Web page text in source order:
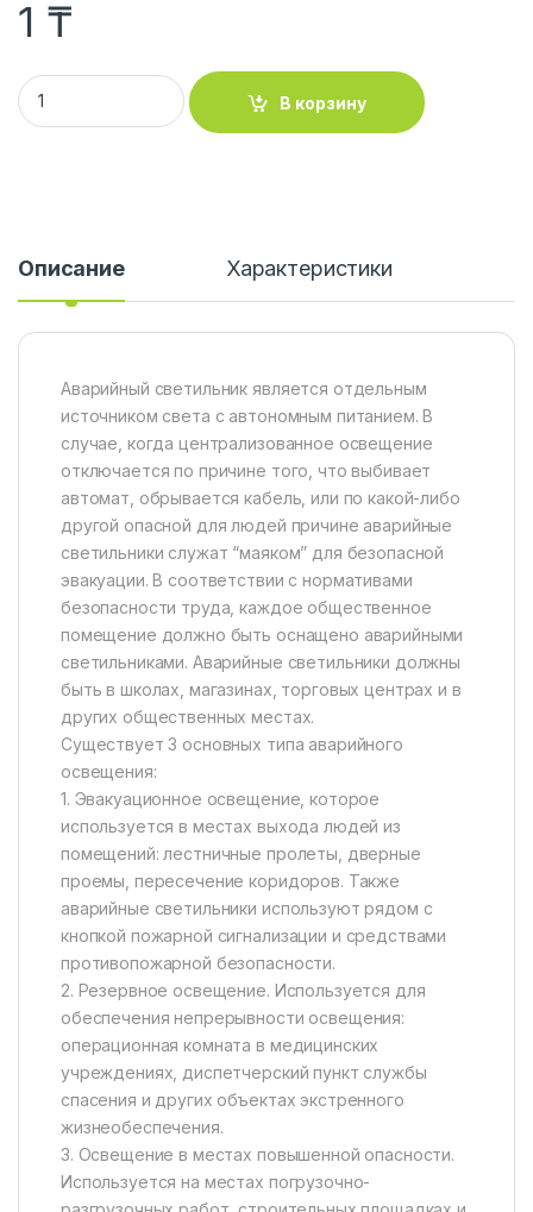
1 ₸
Светильник светодиодный аварийный СДБО-215
В корзину
Описание Характеристики
Аварийный светильник является отдельным
источником света с автономным питанием. В
случае, когда централизованное освещение
отключается по причине того, что выбивает
автомат, обрывается кабель, или по какой-либо
другой опасной для людей причине аварийные
светильники служат “маяком” для безопасной
эвакуации. В соответствии с нормативами
безопасности труда, каждое общественное
помещение должно быть оснащено аварийными
светильниками. Аварийные светильники должны
быть в школах, магазинах, торговых центрах и в
других общественных местах.
Существует 3 основных типа аварийного
освещения:
1. Эвакуационное освещение, которое
используется в местах выхода людей из
помещений: лестничные пролеты, дверные
проемы, пересечение коридоров. Также
аварийные светильники используют рядом с
кнопкой пожарной сигнализации и средствами
противопожарной безопасности.
2. Резервное освещение. Используется для
обеспечения непрерывности освещения:
операционная комната в медицинских
учреждениях, диспетчерский пункт службы
спасения и других объектах экстренного
жизнеобеспечения.
3. Освещение в местах повышенной опасности.
Используется на местах погрузочно-